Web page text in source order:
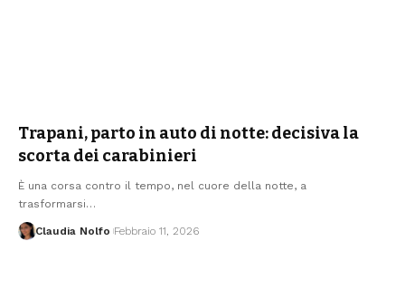
Trapani, parto in auto di notte: decisiva la
scorta dei carabinieri
È una corsa contro il tempo, nel cuore della notte, a
trasformarsi…
Claudia Nolfo Febbraio 11, 2026